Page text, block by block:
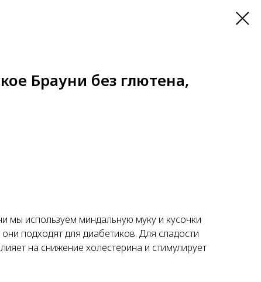
Брауни без глютена,
мы используем миндальную муку и кусочки
подходят для диабетиков. Для сладости
на снижение холестерина и стимулирует